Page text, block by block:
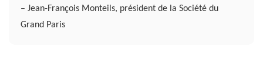
– Jean-François Monteils, président de la Société du
Grand Paris